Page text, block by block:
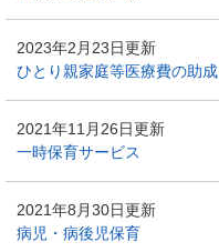
2023年2月23日更新
ひとり親家庭等医療費の助成
2021年11月26日更新
一時保育サービス
2021年8月30日更新
病児・病後児保育